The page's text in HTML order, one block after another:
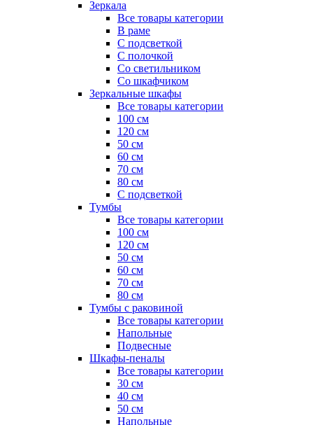
Зеркала
Все товары категории
В раме
С подсветкой
С полочкой
Со светильником
Со шкафчиком
Зеркальные шкафы
Все товары категории
100 см
120 см
50 см
60 см
70 см
80 см
С подсветкой
Тумбы
Все товары категории
100 см
120 см
50 см
60 см
70 см
80 см
Тумбы с раковиной
Все товары категории
Напольные
Подвесные
Шкафы-пеналы
Все товары категории
30 см
40 см
50 см
Напольные